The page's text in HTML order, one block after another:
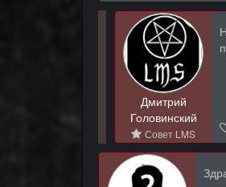
Дмитрий
Головинский
Совет LMS